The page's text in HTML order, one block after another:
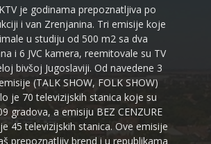
je godinama prepoznatljiva po
i van Zrenjanina. Tri emisije koje
u studiju od 500 m2 sa dva
i 6 JVC kamera, reemitovale su TV
bivšoj Jugoslaviji. Od navedene 3
(TALK SHOW, FOLK SHOW)
je 70 televizijskih stanica koje su
gradova, a emisiju BEZ CENZURE
45 televizijskih stanica. Ove emisije
prepoznatljiv brend i u republikama